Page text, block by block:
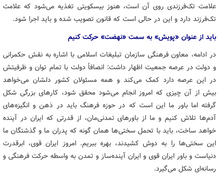
علامت تک‌فرزندی روی آن است، هنوز بیسکویتی تغذیه می‌شود که علامت
تک‌فرزند دارد و این در حالی است که قانون تصویب شده و باید اجرا شود.
باید از عنوان «پویش» به سمت «نهضت» حرکت کنیم
در ادامه، معاون فرهنگی سازمان تبلیغات اسلامی با اشاره به نقش حکمرانی
و دولت در عرصه جمعیت اظهار داشت: انصافاً دولت با تمام توان و ظرفیتش
در این عرصه دارد کمک می‌کند و همه مسئولان کشور دلشان می‌خواهد
بیش از آن چیزی که امروز انجام می‌شود محقق شود، کارهای بزرگی شکل
گرفته اما باور ما این است که در حوزه فرهنگ باید در ذهن و انگیزه‌های
آدم‌ها تلاش کنیم و ما از باورهای تمدنی‌مان، از قدرتی که ایران در آینده
خواهد ساخت، باید با تحمل سختی‌ها همان گونه که پدران ما و گذشتگان ما
این سختی‌ها را به دوش کشیدند، بهره ببریم. امروز ایران قوی، ابرقدرت
دنیاست و باور ایران قوی و ایران آینده‌ساز و تمدن به واسطه حرکت فرهنگی و
رسانه‌ای شکل می‌گیرد.